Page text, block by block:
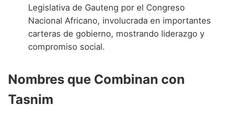
Legislativa de Gauteng por el Congreso
Nacional Africano, involucrada en importantes
carteras de gobierno, mostrando liderazgo y
compromiso social.
Nombres que Combinan con
Tasnim